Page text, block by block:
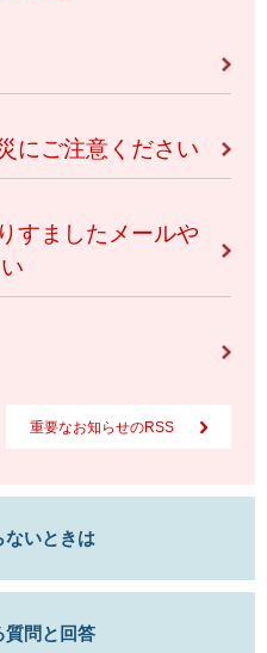
にご注意ください
すましたメールや
重要なお知らせのRSS
ないときは
質問と回答